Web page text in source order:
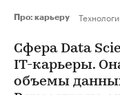
Про: карьеру
Сфера Data
IT-карьеры.
объемы